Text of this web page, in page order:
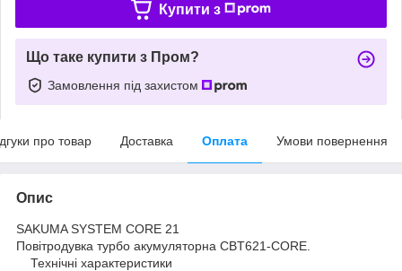
Купити з
Що таке купити з Пром?
Замовлення під захистом
про товар Доставка Оплата Умови повернення
Опис
SAKUMA SYSTEM CORE 21
Повітродувка турбо акумуляторна СBT621-CORE.
Технічні характеристики